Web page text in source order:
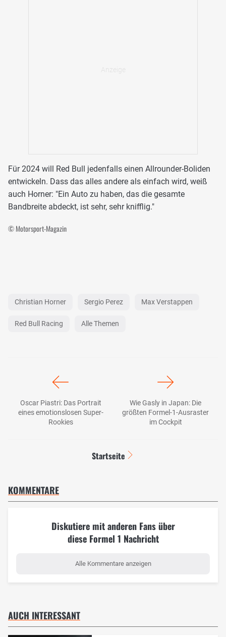
Für 2024 will Red Bull jedenfalls einen Allrounder-Boliden
entwickeln. Dass das alles andere als einfach wird, weiß
auch Horner: "Ein Auto zu haben, das die gesamte
Bandbreite abdeckt, ist sehr, sehr knifflig."
© Motorsport-Magazin
Christian Horner Sergio Perez Max Verstappen
Red Bull Racing Alle Themen
Oscar Piastri: Das Portrait
eines emotionslosen Super-
Rookies
Wie Gasly in Japan: Die
größten Formel-1-Ausraster
im Cockpit
Startseite
KOMMENTARE
Diskutiere mit anderen Fans über
diese Formel 1 Nachricht
Alle Kommentare anzeigen
AUCH INTERESSANT